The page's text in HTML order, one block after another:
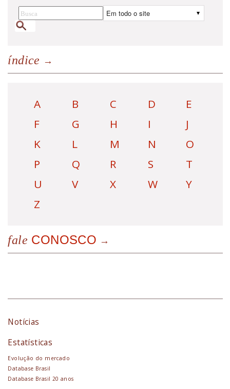
índice
A B C D
E
F
G H I
J
K
L M N
O
P
Q R S
T
U
V X W
Y
Z
fale CONOSCO
Notícias
Estatísticas
Evolução do mercado
Database Brasil
Database Brasil 20 anos